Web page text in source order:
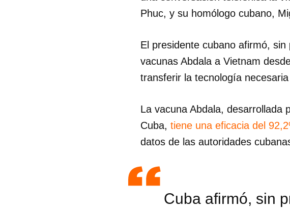
Phuc, y su homólogo cubano,
El presidente cubano afirmó,
vacunas Abdala a Vietnam
transferir la tecnología
La vacuna Abdala, desarrollada
Cuba, tiene una eficacia del
datos de las autoridades
Cuba afirmó, sin